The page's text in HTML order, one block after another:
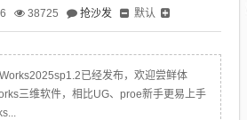
38725 抢沙发 默认
已经发布，欢迎尝鲜体
三维软件，相比UG、proe新手更易上手